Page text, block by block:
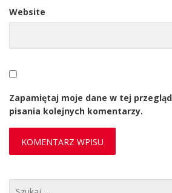
Website
Zapamiętaj moje dane w tej
pisania kolejnych komentarzy.